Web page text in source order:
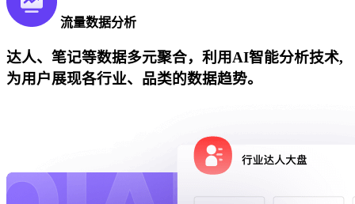
流量数据分析
达人、笔记等数据多元聚合，利用AI智能分析技术,
为用户展现各行业、品类的数据趋势。